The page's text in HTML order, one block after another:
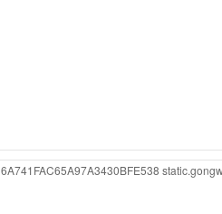
6A741FAC65A97A3430BFE538